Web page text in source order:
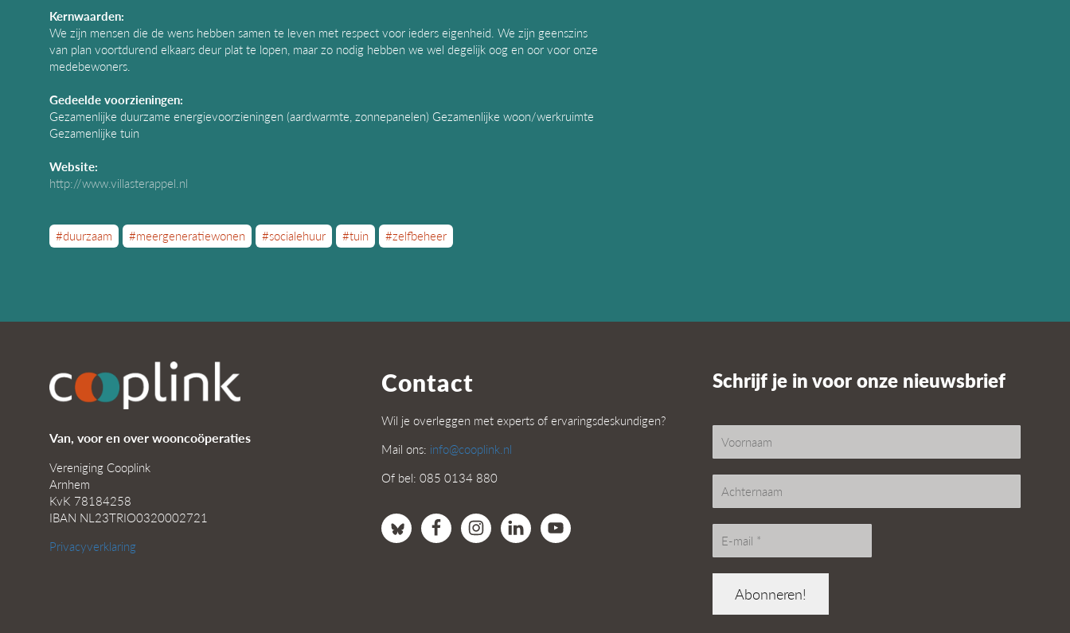
Kernwaarden:
We zijn mensen die de wens hebben samen te leven met respect voor ieders eigenheid. We zijn geenszins
van plan voortdurend elkaars deur plat te lopen, maar zo nodig hebben we wel degelijk oog en oor voor onze
medebewoners.
Gedeelde voorzieningen:
Gezamenlijke duurzame energievoorzieningen (aardwarmte, zonnepanelen) Gezamenlijke woon/werkruimte
Gezamenlijke tuin
Website:
http://www.villasterappel.nl
#duurzaam #meergeneratiewonen #socialehuur #tuin #zelfbeheer
Van, voor en over wooncoöperaties
Vereniging Cooplink
Arnhem
KvK 78184258
IBAN NL23TRIO0320002721
Privacyverklaring
Contact
Wil je overleggen met experts of ervaringsdeskundigen?
Mail ons: info@cooplink.nl
Of bel: 085 0134 880
Schrijf je in voor onze nieuwsbrief